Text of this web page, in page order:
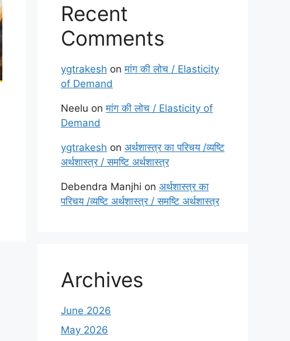
Recent
Comments
ygtrakesh onमांग की लोच / Elasticity
of Demand
Neelu onमांग की लोच / Elasticity of
Demand
ygtrakesh on अर्थशास्त्र का परिचय /व्यष्टि
अर्थशास्त्र / समष्टि अर्थशास्त्र
Debendra Manjhi on अर्थशास्त्र का
परिचय /व्यष्टि अर्थशास्त्र / समष्टि अर्थशास्त्र
Archives
June 2026
May 2026